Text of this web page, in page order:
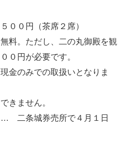
０円（茶席２席）
料。ただし、二の丸御殿を観
０円が必要です。
金のみでの取扱いとなりま
きません。
条城券売所で４月１日